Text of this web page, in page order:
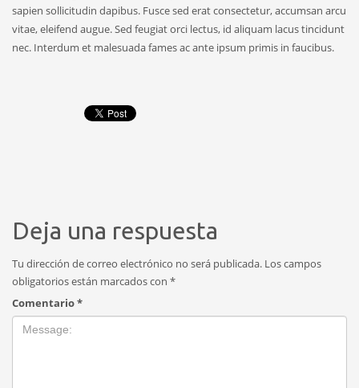
sapien sollicitudin dapibus. Fusce sed erat consectetur, accumsan arcu
vitae, eleifend augue. Sed feugiat orci lectus, id aliquam lacus tincidunt
nec. Interdum et malesuada fames ac ante ipsum primis in faucibus.
Deja una respuesta
Tu dirección de correo electrónico no será publicada. Los campos
obligatorios están marcados con *
Comentario*